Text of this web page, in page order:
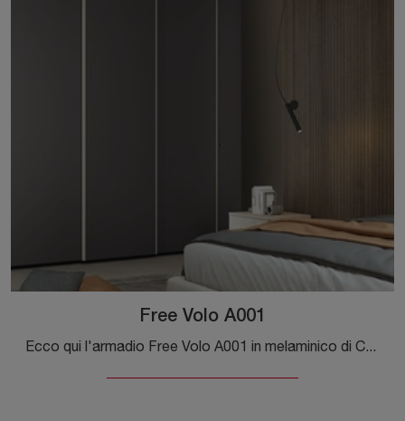
Free Volo A001
Ecco qui l'armadio Free Volo A001 in melaminico di Colombini Casa! Una ricca gamma di armadi a muro con ante scorrevoli.